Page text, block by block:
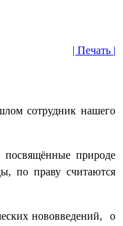
| Печать |
сотрудник нашего
посвящённые природе
по праву считаются
нововведений,
о